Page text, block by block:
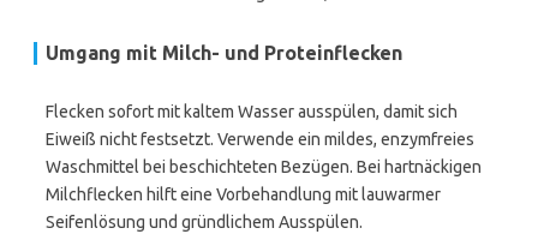
Umgang mit Milch- und Proteinflecken
Flecken sofort mit kaltem Wasser ausspülen, damit sich
Eiweiß nicht festsetzt. Verwende ein mildes, enzymfreies
Waschmittel bei beschichteten Bezügen. Bei hartnäckigen
Milchflecken hilft eine Vorbehandlung mit lauwarmer
Seifenlösung und gründlichem Ausspülen.